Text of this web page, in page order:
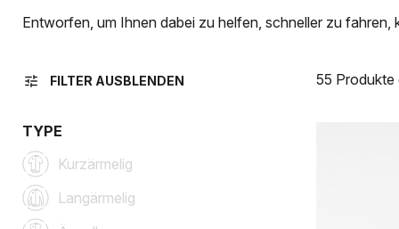
Entworfen, um Ihnen dabei zu helfen, schneller zu
tune FILTER AUSBLENDEN 55 Produkte
TYPE
Kurzärmelig
Langärmelig